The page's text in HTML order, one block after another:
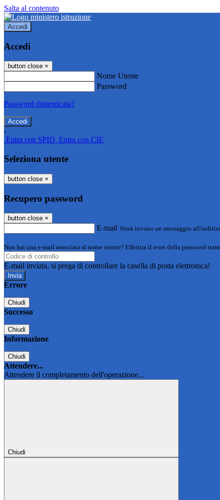
Salta al contenuto
Accedi
Accedi
button close ×
Nome Utente
Password
Password dimenticata?
-
Entra con SPID Entra con CIE
Seleziona utente
button close ×
Recupero password
button close ×
E-mail Verrà inviato un messaggio
Non hai una e-mail associata al nome utente? Effettua il reset della password
E-mail inviata, si prega di controllare la casella di posta elettronica!
Errore
Chiudi
Successo
Chiudi
Informazione
Chiudi
Attendere...
Attendere il completamento dell'operazione...
Chiudi